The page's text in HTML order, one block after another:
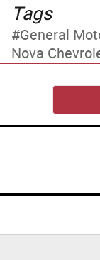
Tags
General
Nova